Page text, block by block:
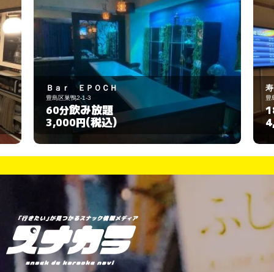
寿々女
豊島区巣鴨1-17-4
180分飲み放題
4,500円(税込)